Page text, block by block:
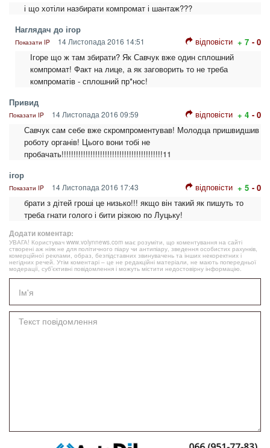
і що хотіли назбирати компромат і шантаж???
Наглядач до ігор
Показати IP 14 Листопада 2016 14:51 відповісти + 7 - 0
Ігоре що ж там збирати? Як Савчук вже один сплошний
компромат! Факт на лице, а як заговорить то не треба
компроматів - сплошний пр*нос!
Привид
Показати IP 14 Листопада 2016 09:59 відповісти + 4 - 0
Савчук сам себе вже скромпроментував! Молодца пришвидшив
роботу органів! Цього вони тобі не
пробачать!!!!!!!!!!!!!!!!!!!!!!!!!!!!!!!!!!!!!!!!!!11
ігор
Показати IP 14 Листопада 2016 17:43 відповісти + 5 - 0
брати з дітей гроші це низько!!! якщо він такий як пишуть то
треба гнати голого і бити різкою по Луцьку!
Додати коментар:
УВАГА! Користувач www.volynnews.com має розуміти, що коментування на сайті
створені аж ніяк не для політичного піару чи антипіару, зведення особистих рахунків,
комерційної реклами, образ, безпідставних звинувачень та інших некоректних і
негідних речей. Утім коментарі – це не редакційні матеріали, не мають попередньої
модерації, суб’єктивні повідомлення і можуть містити недостовірну інформацію.